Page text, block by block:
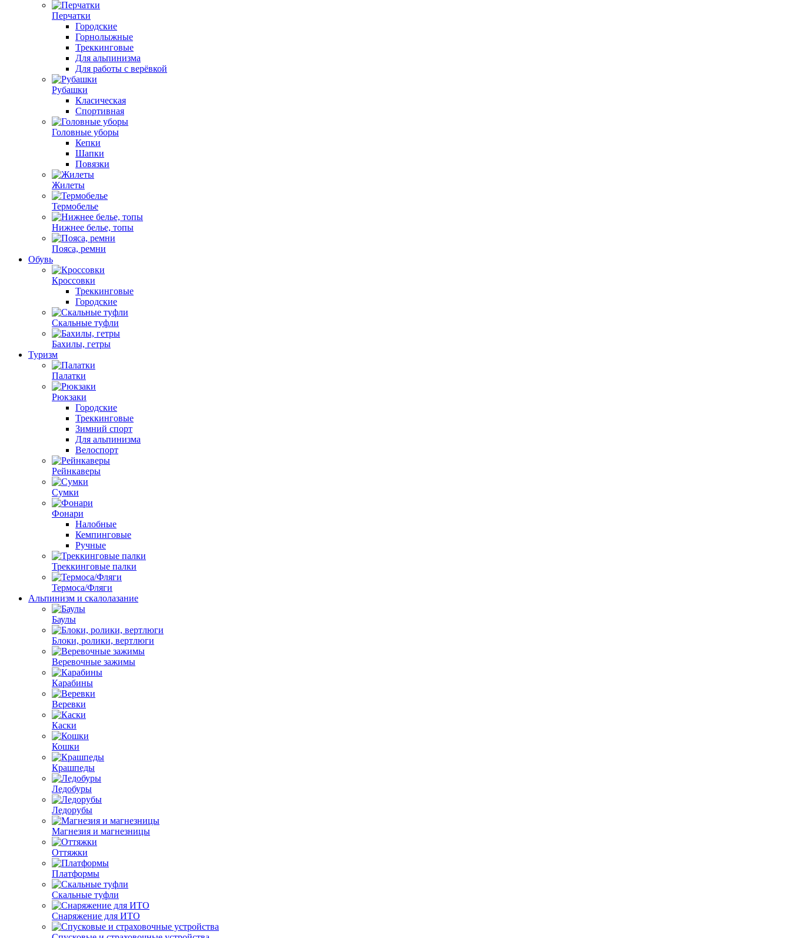
Перчатки
Городские
Горнолыжные
Треккинговые
Для альпинизма
Для работы с верёвкой
Рубашки
Класическая
Спортивная
Головные уборы
Кепки
Шапки
Повязки
Жилеты
Термобелье
Нижнее белье, топы
Пояса, ремни
Обувь
Кроссовки
Треккинговые
Городские
Скальные туфли
Бахилы, гетры
Туризм
Палатки
Рюкзаки
Городские
Треккинговые
Зимний спорт
Для альпинизма
Велоспорт
Рейнкаверы
Сумки
Фонари
Налобные
Кемпинговые
Ручные
Треккинговые палки
Термоса/Фляги
Альпинизм и скалолазание
Баулы
Блоки, ролики, вертлюги
Веревочные зажимы
Карабины
Веревки
Каски
Кошки
Крашпеды
Ледобуры
Ледорубы
Магнезия и магнезницы
Оттяжки
Платформы
Скальные туфли
Снаряжение для ИТО